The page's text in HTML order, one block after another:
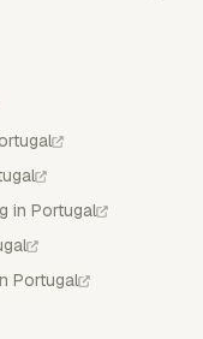
in Portugal
Portugal